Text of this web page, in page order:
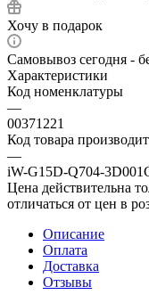
Хочу в подарок
Самовывоз сегодня -
Характеристики
Код номенклатуры
—
00371221
Код товара
—
iW-G15D-Q704-
Цена действительна
отличаться от цен в
Описание
Оплата
Доставка
Отзывы